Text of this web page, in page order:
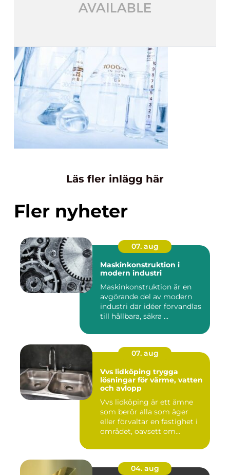
Läs fler inlägg här
Fler nyheter
07. aug
Maskinkonstruktion i
modern industri
Maskinkonstruktion är en
avgörande del av modern
industri där idéer förvandlas
till hållbara, säkra ...
07. aug
Vvs lidköping trygga
lösningar för värme, vatten
och avlopp
Vvs lidköping är ett ämne
som berör alla som äger
eller förvaltar en fastighet i
området, oavsett om...
04. aug